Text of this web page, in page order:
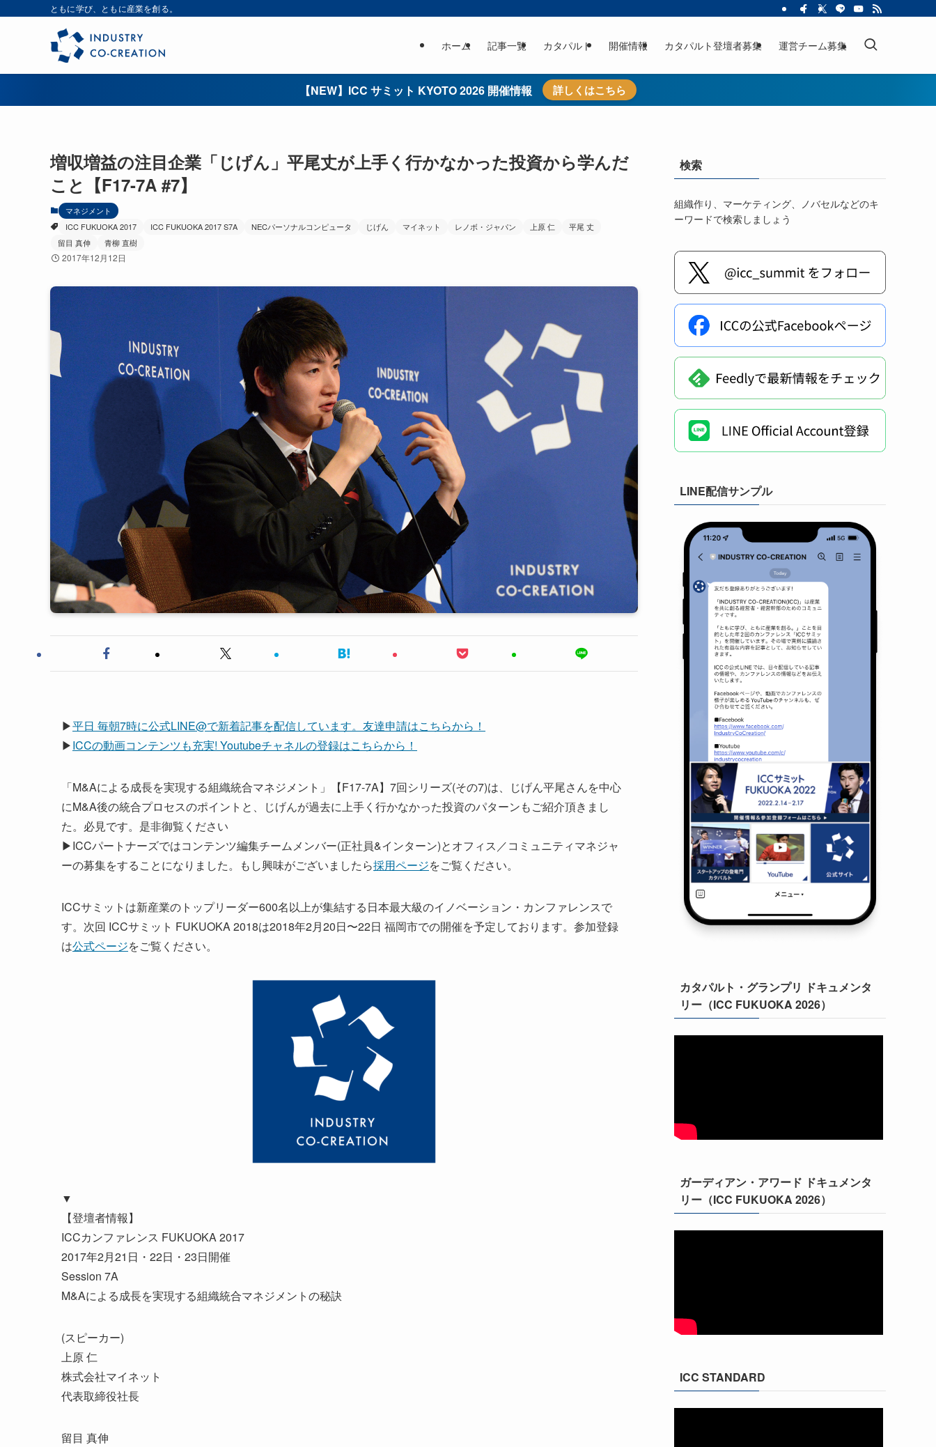
ともに学び、ともに産業を創る。
ホーム 記事一覧 カタパルト 開催情報 カタパルト登壇者募集 運営チーム募集
【NEW】ICC サミット KYOTO 2026 開催情報 詳しくはこちら
増収増益の注目企業「じげん」平尾丈が上手く行かなかった投資から学んだ
こと【F17-7A #7】
マネジメント
ICC FUKUOKA 2017
ICC FUKUOKA 2017 S7A NECパーソナルコンピュータ じげん マイネット レノボ・ジャパン 上原 仁
平尾 丈
留目 真伸
青柳 直樹
2017年12月12日
▶平日 毎朝7時に公式LINE@で新着記事を配信しています。友達申請はこちらから！
▶ICCの動画コンテンツも充実! Youtubeチャネルの登録はこちらから！
「M&Aによる成長を実現する組織統合マネジメント」【F17-7A】7回シリーズ(その7)は、じげん平尾さんを中心
にM&A後の統合プロセスのポイントと、じげんが過去に上手く行かなかった投資のパターンもご紹介頂きまし
た。必見です。是非御覧ください
▶ICCパートナーズではコンテンツ編集チームメンバー(正社員&インターン)とオフィス／コミュニティマネジャ
ーの募集をすることになりました。もし興味がございましたら採用ページをご覧ください。
ICCサミットは新産業のトップリーダー600名以上が集結する日本最大級のイノベーション・カンファレンスで
す。次回 ICCサミット FUKUOKA 2018は2018年2月20日〜22日 福岡市での開催を予定しております。参加登録
は公式ページをご覧ください。
▼
【登壇者情報】
ICCカンファレンス FUKUOKA 2017
2017年2月21日・22日・23日開催
Session 7A
M&Aによる成長を実現する組織統合マネジメントの秘訣
(スピーカー)
上原 仁
株式会社マイネット
代表取締役社長
留目 真伸
検索
組織作り、マーケティング、ノバセルなどのキ
ーワードで検索しましょう
LINE配信サンプル
カタパルト・グランプリ ドキュメンタ
リー（ICC FUKUOKA 2026）
ガーディアン・アワード ドキュメンタ
リー（ICC FUKUOKA 2026）
ICC STANDARD